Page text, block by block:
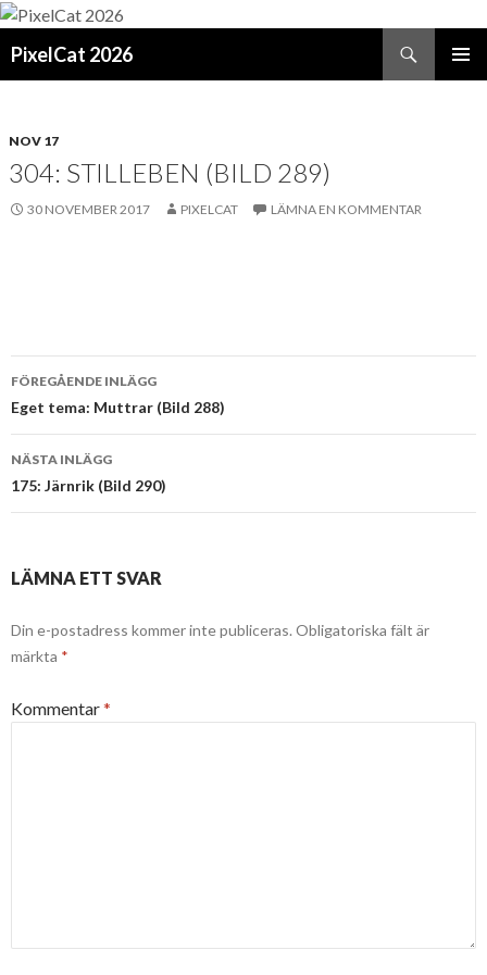
PixelCat 2026
NOV 17
304: STILLEBEN (BILD 289)
30 NOVEMBER 2017 PIXELCAT LÄMNA EN KOMMENTAR
Inläggsnavigering
FÖREGÅENDE INLÄGG
Eget tema: Muttrar (Bild 288)
NÄSTA INLÄGG
175: Järnrik (Bild 290)
LÄMNA ETT SVAR
Din e-postadress kommer inte publiceras. Obligatoriska fält är
märkta *
Kommentar*